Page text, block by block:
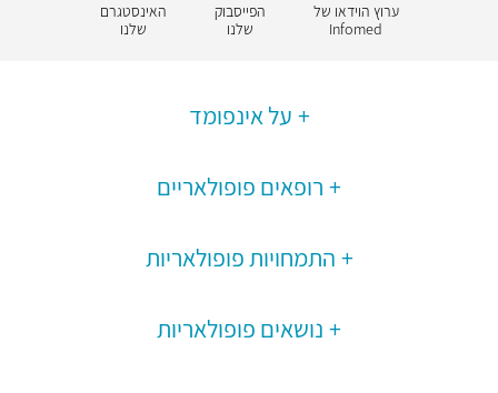
ערוץ הוידאו של
Infomed
הפייסבוק
שלנו
האינסטגרם
שלנו
על אינפומד
רופאים פופולאריים
התמחויות פופולאריות
נושאים פופולאריות